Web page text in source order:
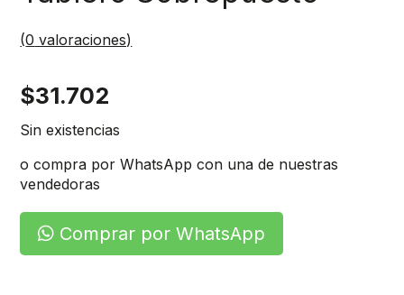
(0 valoraciones)
$31.702
Sin existencias
o compra por WhatsApp con una de nuestras
vendedoras
Comprar por WhatsApp